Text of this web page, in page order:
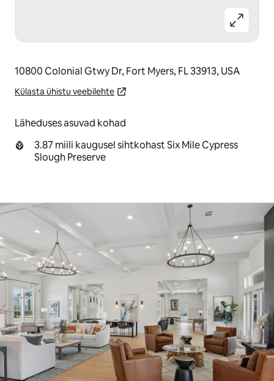
10800 Colonial Gtwy Dr, Fort Myers, FL 33913, USA
Külasta ühistu veebilehte
Läheduses asuvad kohad
3.87 miili kaugusel sihtkohast Six Mile Cypress
Slough Preserve